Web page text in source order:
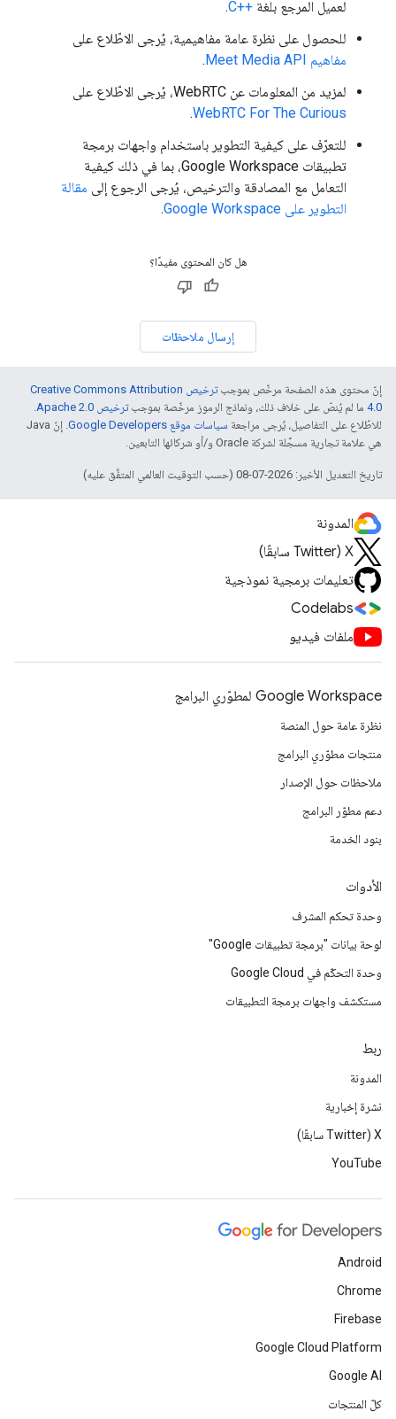
لعميل المرجع بلغة C++‎
.
للحصول على نظرة عامة مفاهيمية، يُرجى الاطّلاع على
مفاهيم Meet Media API
.
لمزيد من المعلومات عن WebRTC، يُرجى الاطّلاع على
WebRTC For The Curious
.
للتعرّف على كيفية التطوير باستخدام واجهات برمجة
تطبيقات Google Workspace، بما في ذلك كيفية
التعامل مع المصادقة والترخيص، يُرجى الرجوع إلى مقالة
التطوير على Google Workspace
.
هل كان المحتوى مفيدًا؟
إرسال ملاحظات
إنّ محتوى هذه الصفحة مرخّص بموجب
ترخيص Creative Commons Attribution
4.0‏ ما لم يُنصّ على خلاف ذلك، ونماذج الرموز مرخّصة بموجبترخيص Apache 2.0‏
.
للاطّلاع على التفاصيل، يُرجى مراجعة سياسات موقع Google Developers‏
. إنّ Java
هي علامة تجارية مسجَّلة لشركة Oracle و/أو شركائها التابعين.
تاريخ التعديل الأخير: 2026-07-08 (حسب التوقيت العالمي المتفَّق عليه)
المدونة
‫X ‏(Twitter سابقًا)
تعليمات برمجية نموذجية
Codelabs
ملفات فيديو
Google Workspace لمطوّري البرامج
نظرة عامة حول المنصة
منتجات مطوّري البرامج
ملاحظات حول الإصدار
دعم مطوّر البرامج
بنود الخدمة
الأدوات
وحدة تحكم المشرف
لوحة بيانات "برمجة تطبيقات Google"
وحدة التحكّم في Google Cloud
مستكشف واجهات برمجة التطبيقات
ربط
المدونة
نشرة إخبارية
‫X ‏(Twitter سابقًا)
YouTube
Android
Chrome
Firebase
Google Cloud Platform
Google AI
كلّ المنتجات